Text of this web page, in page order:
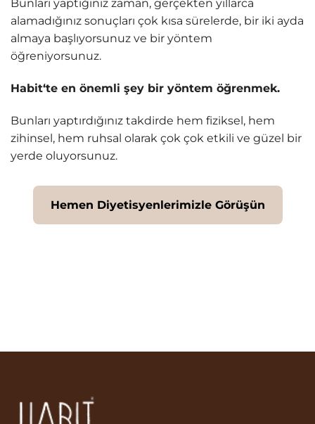
Bunları yaptığınız zaman, gerçekten yıllarca
alamadığınız sonuçları çok kısa sürelerde, bir iki ayda
almaya başlıyorsunuz ve bir yöntem
öğreniyorsunuz.
Habit‘te en önemli şey bir yöntem öğrenmek.
Bunları yaptırdığınız takdirde hem fiziksel, hem
zihinsel, hem ruhsal olarak çok çok etkili ve güzel bir
yerde oluyorsunuz.
Hemen Diyetisyenlerimizle Görüşün